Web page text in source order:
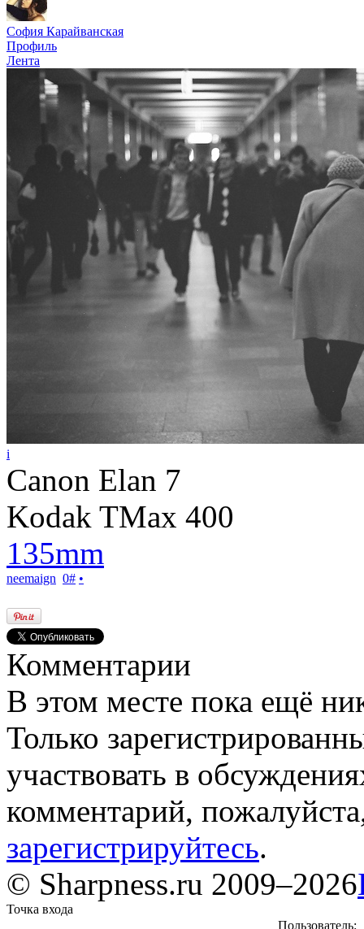
София Карайванская
Профиль
Лента
i
Canon Elan 7
Kodak TMax 400
135mm
neemaign 0# •
Комментарии
В этом месте пока ещё
Только
участвовать в
комментарий,
зарегистрируйтесь.
© Sharpness.ru 2009–2026
Точка входа
Пользователь: